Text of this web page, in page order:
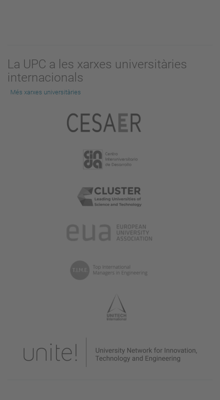
La UPC a les xarxes universitàries
internacionals
Més xarxes universitàries